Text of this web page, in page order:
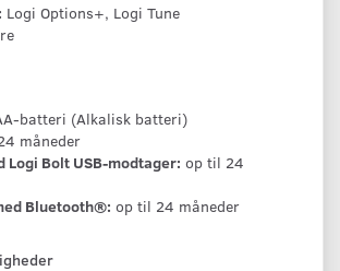
Logi Options+, Logi Tune
batteri (Alkalisk batteri)
måneder
Logi Bolt USB-modtager: op til 24
Bluetooth®: op til 24 måneder